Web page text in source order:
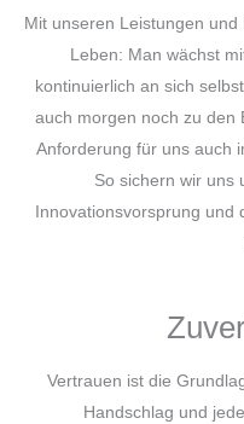
Mit unseren Leistungen
Leben: Man wächst
kontinuierlich an sich
auch morgen noch zu den
Anforderung für uns auch
So sichern wir uns
Innovationsvorsprung und
Vertrauen ist die
Handschlag und